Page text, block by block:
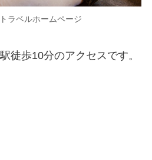
ラベルホームページ
徒歩10分のアクセスです。